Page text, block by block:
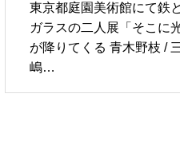
東京都庭園美術館にて鉄と
ガラスの二人展「そこに
が降りてくる 青木野枝 /
嶋…